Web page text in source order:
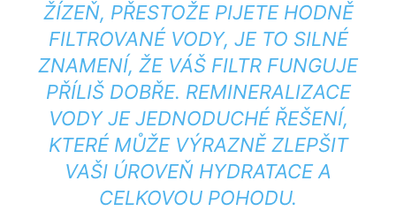
ŽÍZEŇ, PŘESTOŽE PIJETE HODNĚ
FILTROVANÉ VODY, JE TO SILNÉ
ZNAMENÍ, ŽE VÁŠ FILTR FUNGUJE
PŘÍLIŠDOBŘE. REMINERALIZACE
VODY JE JEDNODUCHÉ ŘEŠENÍ,
KTERÉ MŮŽE VÝRAZNĚ ZLEPŠIT
VAŠI ÚROVEŇ HYDRATACE A
CELKOVOU POHODU.